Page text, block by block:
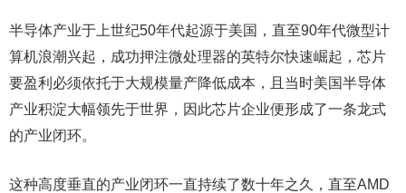
半导体产业于上世纪50年代起源于美国，直至90年代微型计
算机浪潮兴起，成功押注微处理器的英特尔快速崛起，芯片
要盈利必须依托于大规模量产降低成本，且当时美国半导体
产业积淀大幅领先于世界，因此芯片企业便形成了一条龙式
的产业闭环。
这种高度垂直的产业闭环一直持续了数十年之久，直至AMD